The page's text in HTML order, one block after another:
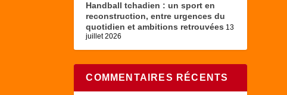
Handball tchadien : un sport en
reconstruction, entre urgences du
quotidien et ambitions retrouvées 13
juillet 2026
COMMENTAIRES RÉCENTS